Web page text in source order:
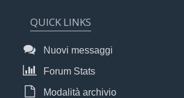
QUICK LINKS
Nuovi messaggi
Forum Stats
Modalità archivio